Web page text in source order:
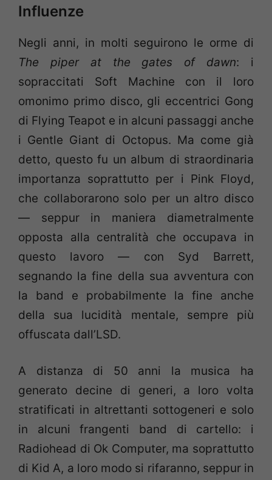
Influenze
Negli anni, in molti seguirono le orme di
The piper at the gates of dawn: i
sopraccitati Soft Machine con il loro
omonimo primo disco, gli eccentrici Gong
di Flying Teapot e in alcuni passaggi anche
i Gentle Giant di Octopus. Ma come già
detto, questo fu un album di straordinaria
importanza soprattutto per i Pink Floyd,
che collaborarono solo per un altro disco
— seppur in maniera diametralmente
opposta alla centralità che occupava in
questo lavoro — con Syd Barrett,
segnando la fine della sua avventura con
la band e probabilmente la fine anche
della sua lucidità mentale, sempre più
offuscata dall’LSD.
A distanza di 50 anni la musica ha
generato decine di generi, a loro volta
stratificati in altrettanti sottogeneri e solo
in alcuni frangenti band di cartello: i
Radiohead di Ok Computer, ma soprattutto
di Kid A, a loro modo si rifaranno, seppur in